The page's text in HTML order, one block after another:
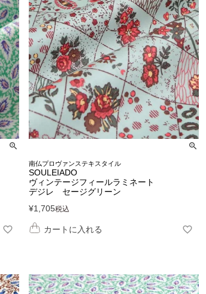
南仏プロヴァンステキスタイル
SOULEIADO
ヴィンテージフィールラミネート
デジレ セージグリーン
¥1,705税込
カートに入れる